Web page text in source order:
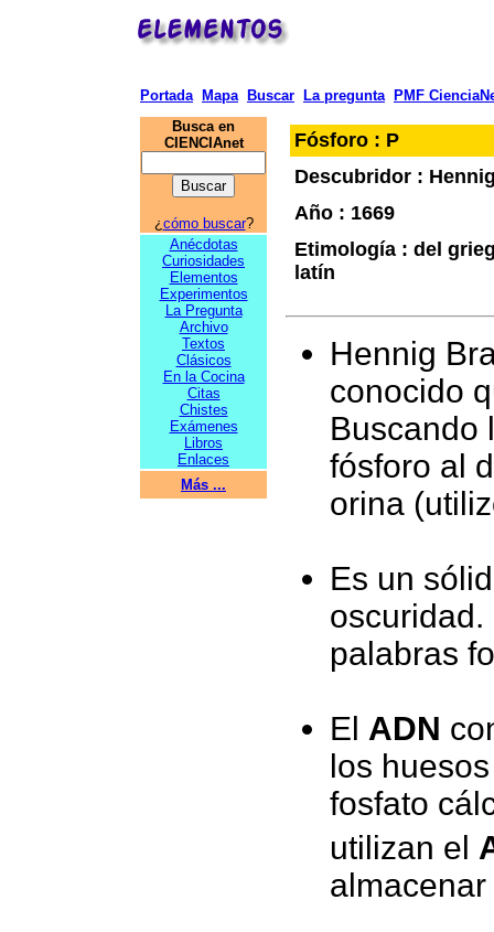
Portada Mapa Buscar La pregunta
PMF
Busca en
CIENCIAnet
¿ cómo buscar?
Anécdotas
Curiosidades
Elementos
Experimentos
La Pregunta
Archivo
Textos
Clásicos
En la Cocina
Citas
Chistes
Exámenes
Libros
Enlaces
Más ...
Fósforo : P
Descubridor :
Año : 1669
Etimología : del
latín
Hennig
conocido
Buscando
fósforo al
orina
Es un
palabras
El ADN
los
fosfato
utilizan el